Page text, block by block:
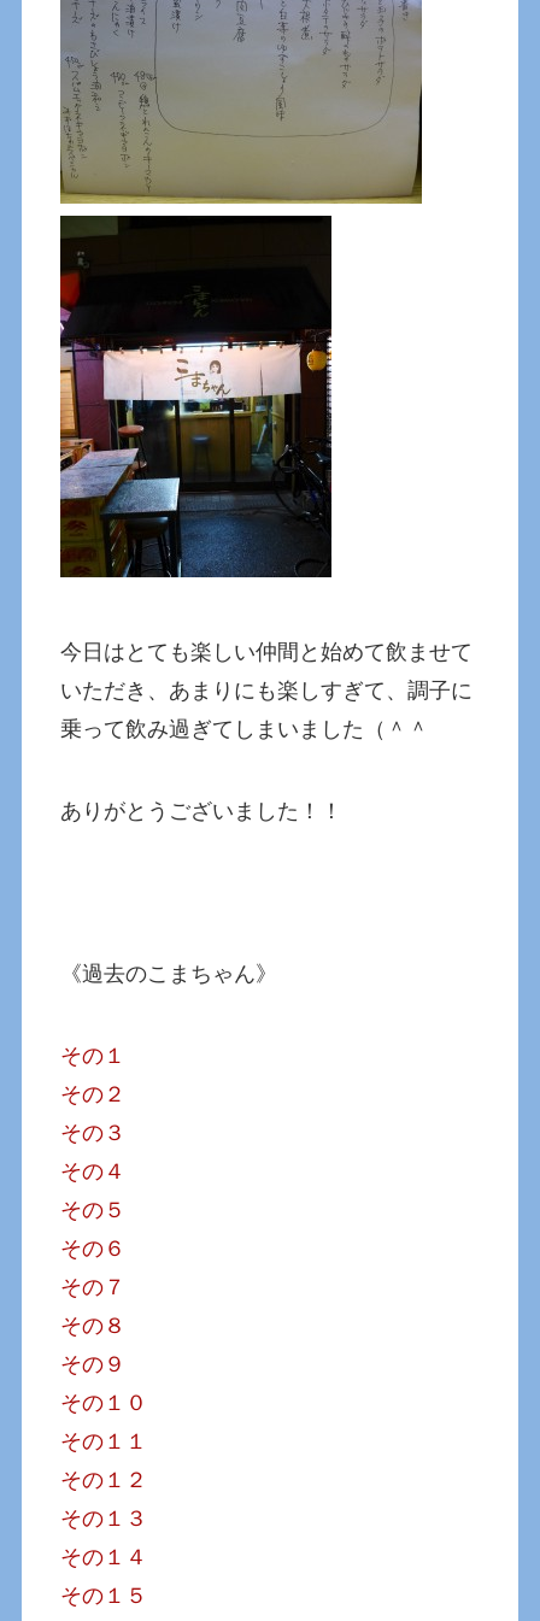
今日はとても楽しい仲間と始めて飲ませて
いただき、あまりにも楽しすぎて、調子に
乗って飲み過ぎてしまいました（＾＾
ありがとうございました！！
《過去のこまちゃん》
その１
その２
その３
その４
その５
その６
その７
その８
その９
その１０
その１１
その１２
その１３
その１４
その１５